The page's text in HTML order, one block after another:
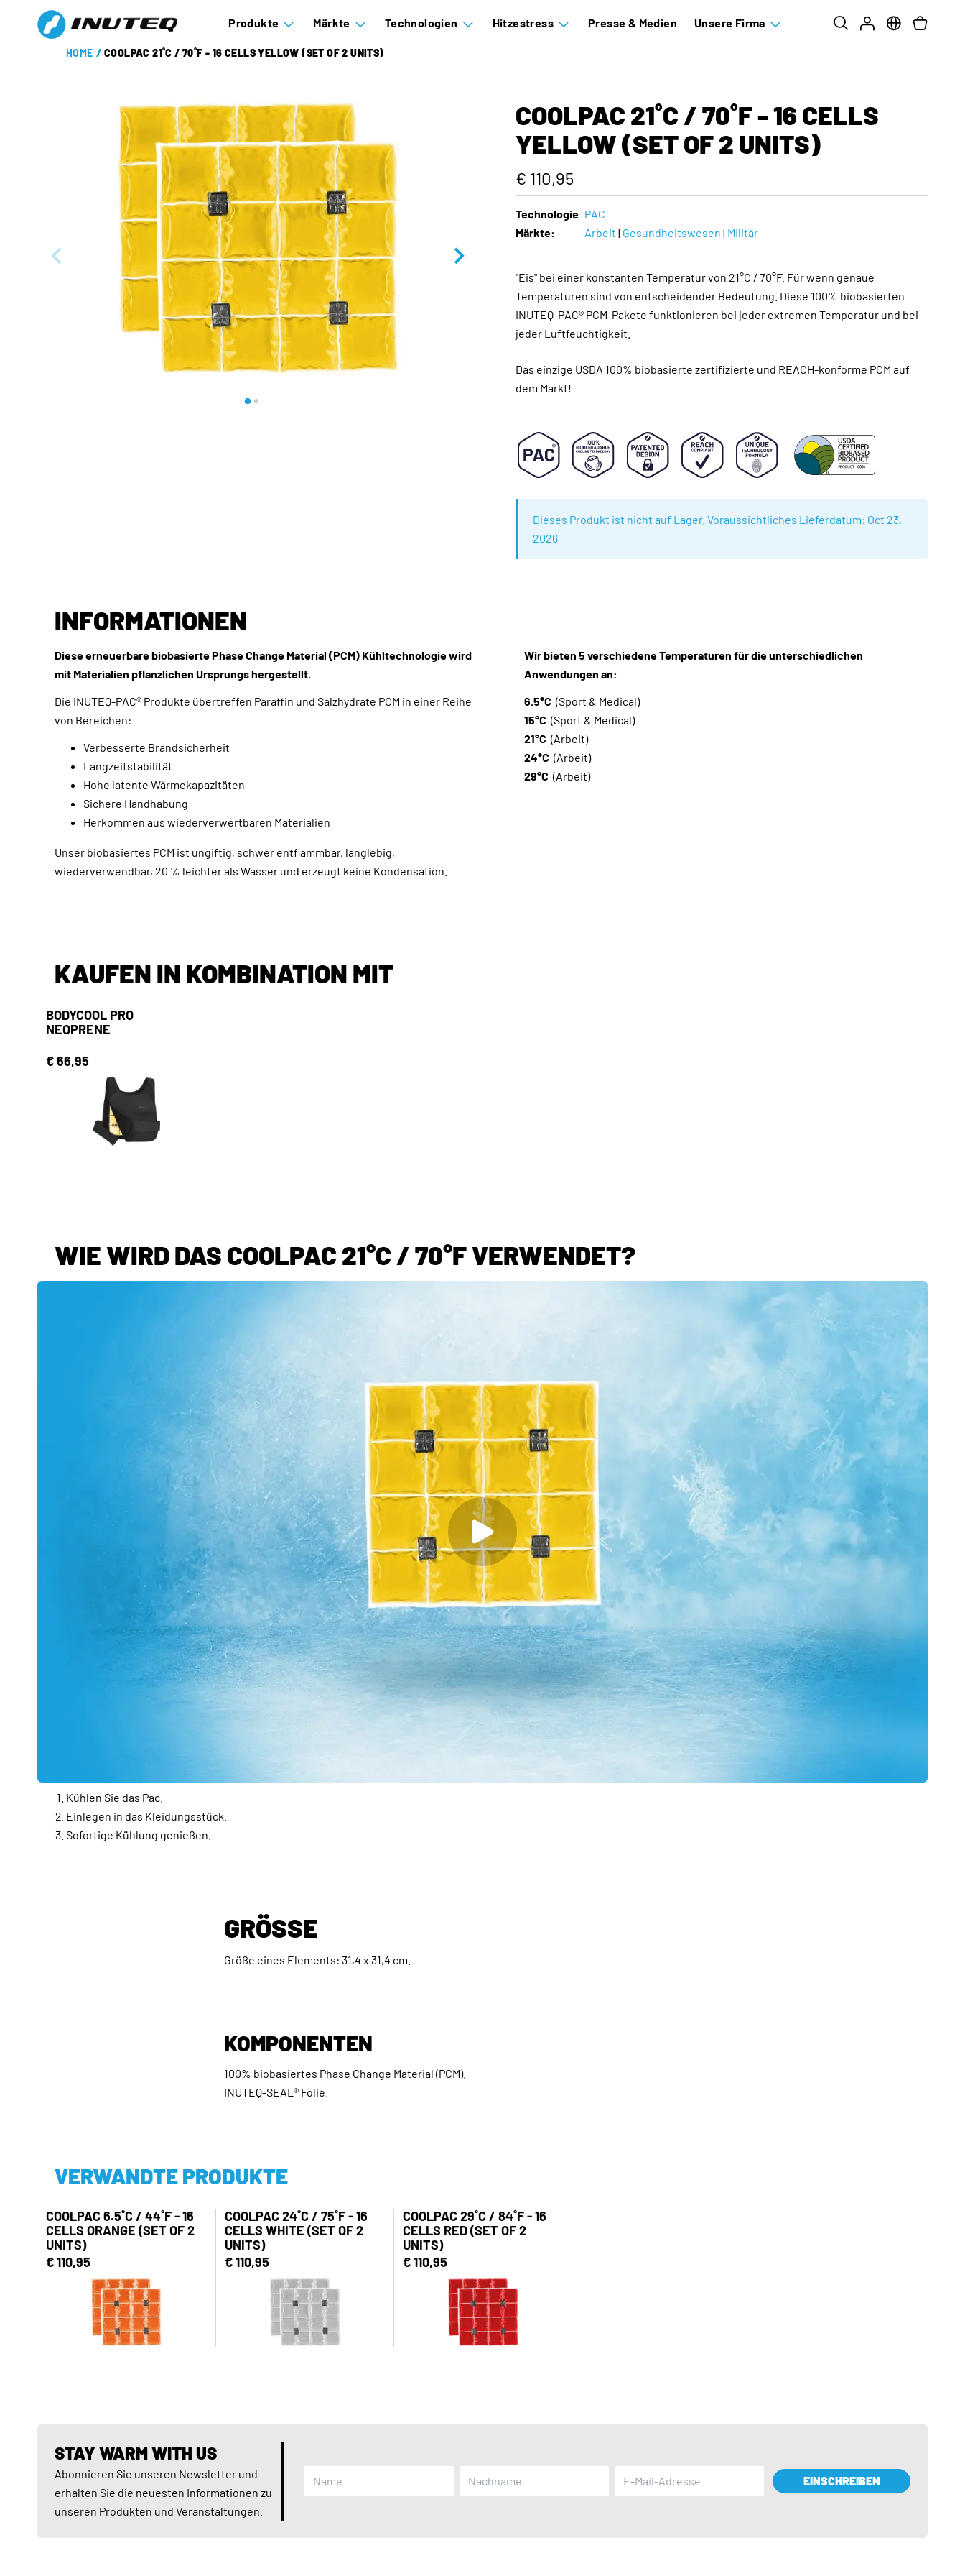
Produkte Märkte Technologien Hitzestress Presse & Medien Unsere Firma
HOME / COOLPAC 21˚C / 70˚F - 16 CELLS YELLOW (SET OF 2 UNITS)
COOLPAC 21˚C / 70˚F - 16 CELLS
YELLOW (SET OF 2 UNITS)
€ 110,95
Technologie PAC
Märkte:
Arbeit | Gesundheitswesen | Militär
"Eis" bei einer konstanten Temperatur von 21°C / 70°F. Für wenn genaue
Temperaturen sind von entscheidender Bedeutung. Diese 100% biobasierten
INUTEQ-PAC® PCM-Pakete funktionieren bei jeder extremen Temperatur und bei
jeder Luftfeuchtigkeit.
Das einzige USDA 100% biobasierte zertifizierte und REACH-konforme PCM auf
dem Markt!
Dieses Produkt ist nicht auf Lager. Voraussichtliches Lieferdatum: Oct 23,
2026
INFORMATIONEN
Diese erneuerbare biobasierte Phase Change Material (PCM) Kühltechnologie wird
mit Materialien pflanzlichen Ursprungs hergestellt.
Die INUTEQ-PAC® Produkte übertreffen Paraffin und Salzhydrate PCM in einer Reihe
von Bereichen:
Verbesserte Brandsicherheit
Langzeitstabilität
Hohe latente Wärmekapazitäten
Sichere Handhabung
Herkommen aus wiederverwertbaren Materialien
Unser biobasiertes PCM ist ungiftig, schwer entflammbar, langlebig,
wiederverwendbar, 20 % leichter als Wasser und erzeugt keine Kondensation.
Wir bieten 5 verschiedene Temperaturen für die unterschiedlichen
Anwendungen an:
6.5°C (Sport & Medical)
15°C (Sport & Medical)
21°C (Arbeit)
24°C (Arbeit)
29°C (Arbeit)
KAUFEN IN KOMBINATION MIT
BODYCOOL PRO
NEOPRENE
€ 66,95
WIE WIRD DAS COOLPAC 21°C / 70°F VERWENDET?
Kühlen Sie das Pac.
Einlegen in das Kleidungsstück.
Sofortige Kühlung genießen.
GRÖSSE
Größe eines Elements: 31,4 x 31,4 cm.
KOMPONENTEN
100% biobasiertes Phase Change Material (PCM).
INUTEQ-SEAL® Folie.
VERWANDTE PRODUKTE
COOLPAC 6.5˚C / 44˚F - 16
CELLS ORANGE (SET OF 2
UNITS)
€ 110,95
COOLPAC 24˚C / 75˚F - 16
CELLS WHITE (SET OF 2
UNITS)
€ 110,95
COOLPAC 29˚C / 84˚F - 16
CELLS RED (SET OF 2
UNITS)
€ 110,95
STAY WARM WITH US
Abonnieren Sie unseren Newsletter und
erhalten Sie die neuesten Informationen zu
unseren Produkten und Veranstaltungen.
EINSCHREIBEN